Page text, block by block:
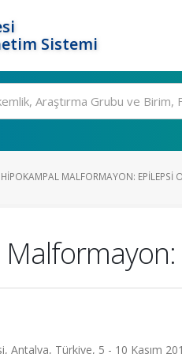
Sistemi
MALFORMAYON: EPILEPSI
Antalya, Türkiye, 5 - 10 Kasım